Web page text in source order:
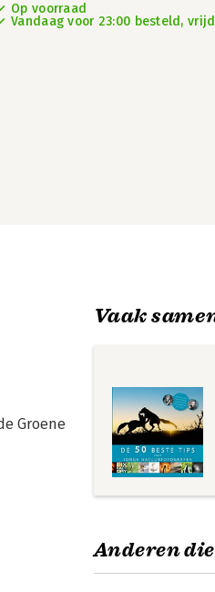
Op voorraad
Vandaag voor 23:00 besteld,
Groene
Vaak
Anderen